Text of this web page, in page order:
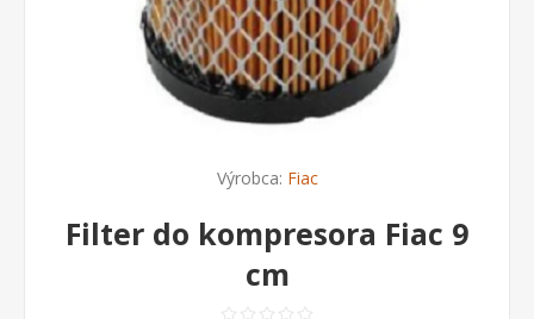
Výrobca: Fiac
Filter do kompresora Fiac 9
cm